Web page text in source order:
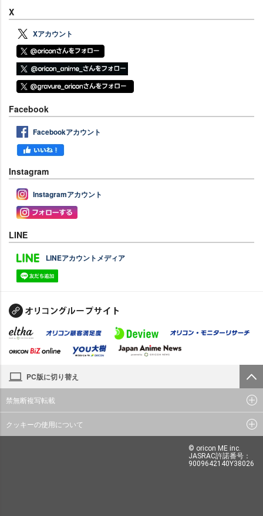
X
Xアカウント
Facebook
Facebookアカウント
Instagram
Instagramアカウント
LINE
LINEアカウントメディア
PC版に切り替え
禁無断複写転載
クッキーの使用について
© oricon ME inc.
JASRAC許諾番号：
9009642140Y38026